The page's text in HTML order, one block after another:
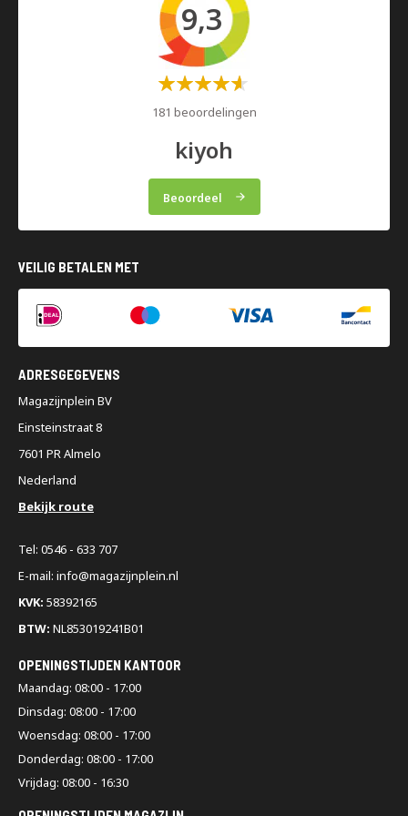
9,3
Waardering:
181 beoordelingen
kiyoh
Beoordeel
VEILIG BETALEN MET
ADRESGEGEVENS
Magazijnplein BV
Einsteinstraat 8
7601 PR Almelo
Nederland
Bekijk route
Tel: 0546 - 633 707
E-mail: info@magazijnplein.nl
KVK: 58392165
BTW: NL853019241B01
OPENINGSTIJDEN KANTOOR
Maandag: 08:00 - 17:00
Dinsdag: 08:00 - 17:00
Woensdag: 08:00 - 17:00
Donderdag: 08:00 - 17:00
Vrijdag: 08:00 - 16:30